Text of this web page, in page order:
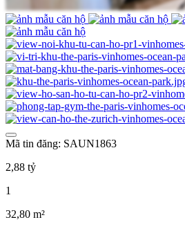
Mã tin đăng: SAUN1863
2,88 tỷ
1
32,80 m²